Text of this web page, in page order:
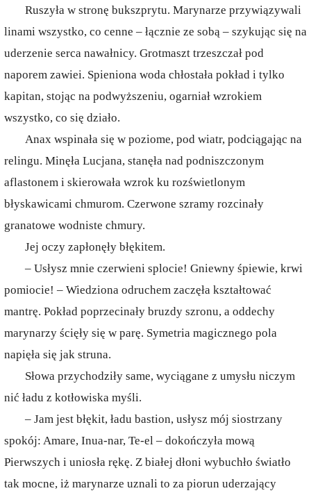
Ruszyła w stronę bukszprytu. Marynarze przywiązywali
linami wszystko, co cenne – łącznie ze sobą – szykując się na
uderzenie serca nawałnicy. Grotmaszt trzeszczał pod
naporem zawiei. Spieniona woda chłostała pokład i tylko
kapitan, stojąc na podwyższeniu, ogarniał wzrokiem
wszystko, co się działo.
Anax wspinała się w poziome, pod wiatr, podciągając na
relingu. Minęła Lucjana, stanęła nad podniszczonym
aflastonem i skierowała wzrok ku rozświetlonym
błyskawicami chmurom. Czerwone szramy rozcinały
granatowe wodniste chmury.
Jej oczy zapłonęły błękitem.
– Usłysz mnie czerwieni splocie! Gniewny śpiewie, krwi
pomiocie! – Wiedziona odruchem zaczęła kształtować
mantrę. Pokład poprzecinały bruzdy szronu, a oddechy
marynarzy ścięły się w parę. Symetria magicznego pola
napięła się jak struna.
Słowa przychodziły same, wyciągane z umysłu niczym
nić ładu z kotłowiska myśli.
– Jam jest błękit, ładu bastion, usłysz mój siostrzany
spokój: Amare, Inua-nar, Te-el – dokończyła mową
Pierwszych i uniosła rękę. Z białej dłoni wybuchło światło
tak mocne, iż marynarze uznali to za piorun uderzający